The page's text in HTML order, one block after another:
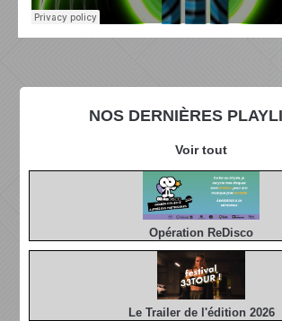
NOS DERNIÈRES
Voir tout
Opération ReDisco
Le Trailer de l'édition 2026